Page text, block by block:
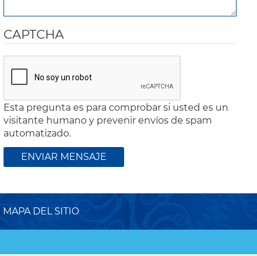
CAPTCHA
Esta pregunta es para comprobar si usted es un
visitante humano y prevenir envíos de spam
automatizado.
MAPA DEL SITIO